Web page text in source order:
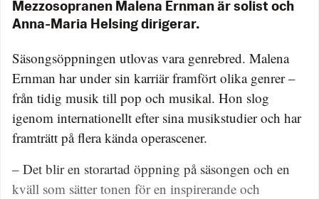
Mezzosopranen Malena Ernman är solist och
Anna-Maria Helsing dirigerar.
Säsongsöppningen utlovas vara genrebred. Malena
Ernman har under sin karriär framfört olika genrer –
från tidig musik till pop och musikal. Hon slog
igenom internationellt efter sina musikstudier och har
framträtt på flera kända operascener.
– Det blir en storartad öppning på säsongen och en
kväll som sätter tonen för en inspirerande och